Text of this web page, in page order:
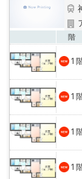
地域から探す
地図から探す
スタッフ
店舗情報·アクセ
会社概要
メールでお問い
階
1
1
1
1